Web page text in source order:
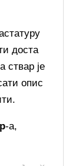
доста
ствар је
опис
-a,